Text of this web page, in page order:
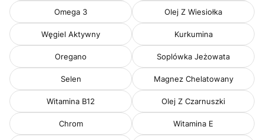
Omega 3 Olej Z Wiesiołka
Węgiel Aktywny Kurkumina
Oregano Soplówka Jeżowata
Selen Magnez Chelatowany
Witamina B12 Olej Z Czarnuszki
Chrom Witamina E